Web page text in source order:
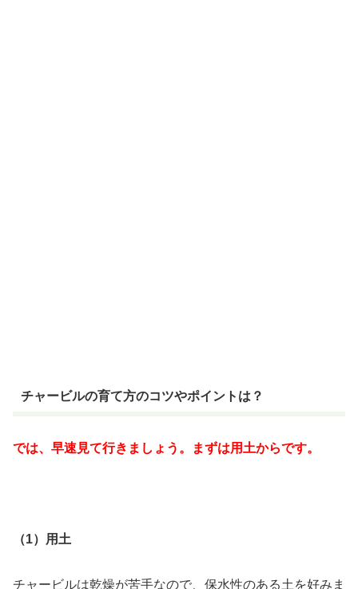
チャービルの育て方のコツやポイントは？
では、早速見て行きましょう。まずは用土からです。
（1）用土
チャービルは乾燥が苦手なので、保水性のある土を好みま